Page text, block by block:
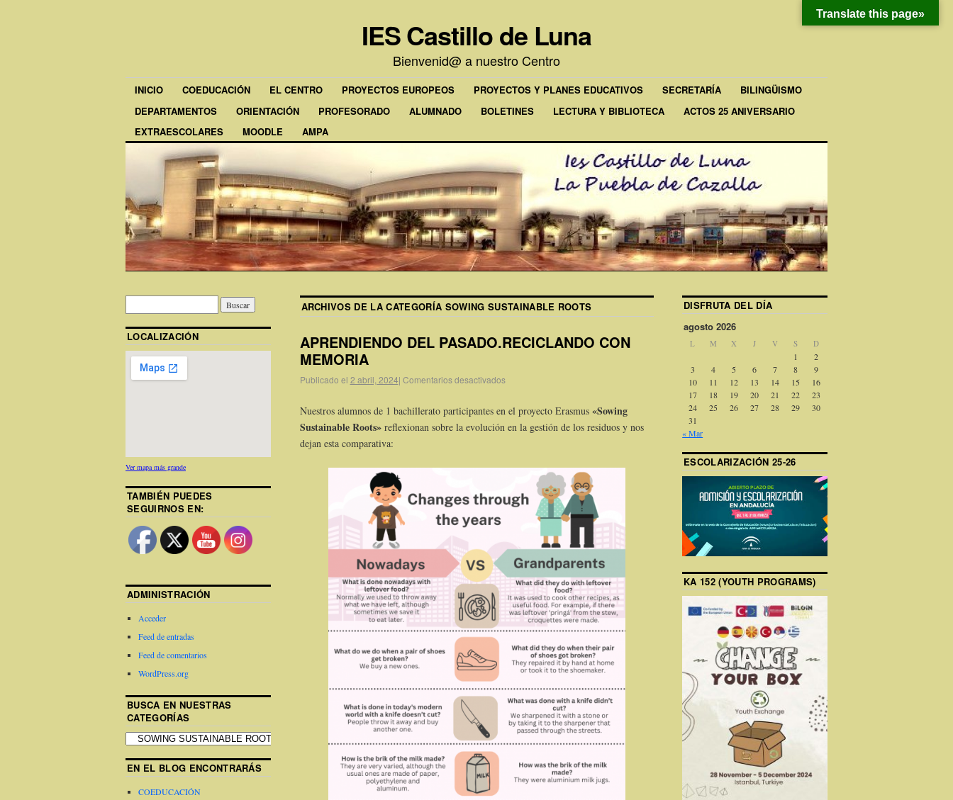
IES Castillo de Luna
Bienvenid@ a nuestro Centro
INICIO COEDUCACIÓN EL CENTRO PROYECTOS EUROPEOS PROYECTOS Y PLANES EDUCATIVOS SECRETARÍA
BILINGÜISMO
DEPARTAMENTOS
ORIENTACIÓN PROFESORADO ALUMNADO BOLETINES LECTURA Y BIBLIOTECA
ACTOS 25 ANIVERSARIO
EXTRAESCOLARES
MOODLE AMPA
ARCHIVOS DE LA CATEGORÍA SOWING SUSTAINABLE ROOTS
APRENDIENDO DEL PASADO.RECICLANDO CON
MEMORIA
Publicado el 2 abril, 2024| Comentarios desactivados
Nuestros alumnos de 1 bachillerato participantes en el proyecto Erasmus «Sowing
Sustainable Roots»reflexionan sobre la evolución en la gestión de los residuos y nos
dejan esta comparativa:
LOCALIZACIÓN
Ver mapa más grande
TAMBIÉN PUEDES
SEGUIRNOS EN:
ADMINISTRACIÓN
Acceder
Feed de entradas
Feed de comentarios
WordPress.org
BUSCA EN NUESTRAS
CATEGORÍAS
EN EL BLOG ENCONTRARÁS
COEDUCACIÓN
DISFRUTA DEL DÍA
agosto 2026
L M X J V S D
1
2
3
4 5 6 7 8
9
10
11 12 13 14 15
16
17
18 19 20 21 22
23
24
25 26 27 28 29
30
31
« Mar
ESCOLARIZACIÓN 25-26
KA 152 (YOUTH PROGRAMS)
Translate this page»